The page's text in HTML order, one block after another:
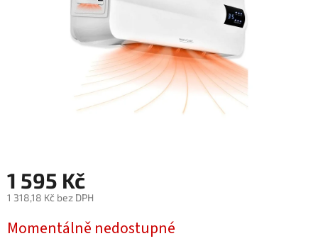
1 595 Kč
1 318,18 Kč bez DPH
cena:
Momentálně nedostupné